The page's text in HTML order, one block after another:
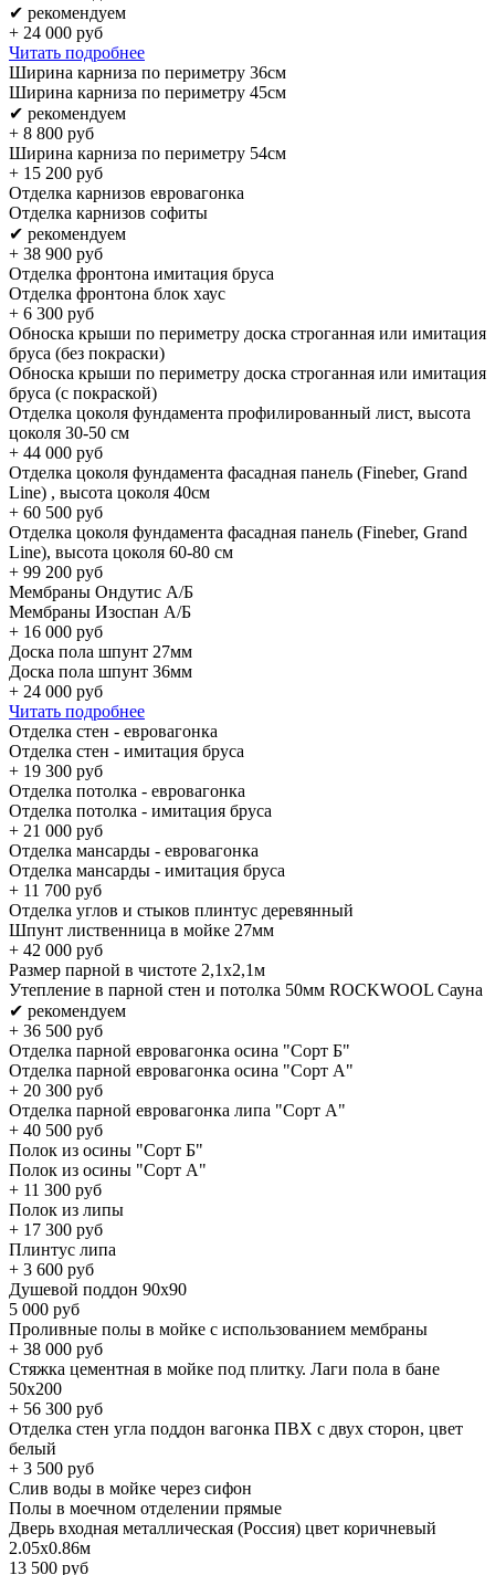
✔ рекомендуем
+ 24 000 руб
Читать подробнее
Ширина карниза по периметру 36см
Ширина карниза по периметру 45см
✔ рекомендуем
+ 8 800 руб
Ширина карниза по периметру 54см
+ 15 200 руб
Отделка карнизов евровагонка
Отделка карнизов софиты
✔ рекомендуем
+ 38 900 руб
Отделка фронтона имитация бруса
Отделка фронтона блок хаус
+ 6 300 руб
Обноска крыши по периметру доска строганная или имитация
бруса (без покраски)
Обноска крыши по периметру доска строганная или имитация
бруса (с покраской)
Отделка цоколя фундамента профилированный лист, высота
цоколя 30-50 см
+ 44 000 руб
Отделка цоколя фундамента фасадная панель (Fineber, Grand
Line) , высота цоколя 40см
+ 60 500 руб
Отделка цоколя фундамента фасадная панель (Fineber, Grand
Line), высота цоколя 60-80 см
+ 99 200 руб
Мембраны Ондутис А/Б
Мембраны Изоспан А/Б
+ 16 000 руб
Доска пола шпунт 27мм
Доска пола шпунт 36мм
+ 24 000 руб
Читать подробнее
Отделка стен - евровагонка
Отделка стен - имитация бруса
+ 19 300 руб
Отделка потолка - евровагонка
Отделка потолка - имитация бруса
+ 21 000 руб
Отделка мансарды - евровагонка
Отделка мансарды - имитация бруса
+ 11 700 руб
Отделка углов и стыков плинтус деревянный
Шпунт лиственница в мойке 27мм
+ 42 000 руб
Размер парной в чистоте 2,1х2,1м
Утепление в парной стен и потолка 50мм ROCKWOOL Сауна
✔ рекомендуем
+ 36 500 руб
Отделка парной евровагонка осина "Сорт Б"
Отделка парной евровагонка осина "Сорт А"
+ 20 300 руб
Отделка парной евровагонка липа "Сорт А"
+ 40 500 руб
Полок из осины "Cорт Б"
Полок из осины "Cорт А"
+ 11 300 руб
Полок из липы
+ 17 300 руб
Плинтус липа
+ 3 600 руб
Душевой поддон 90х90
5 000 руб
Проливные полы в мойке с использованием мембраны
+ 38 000 руб
Стяжка цементная в мойке под плитку. Лаги пола в бане
50x200
+ 56 300 руб
Отделка стен угла поддон вагонка ПВХ с двух сторон, цвет
белый
+ 3 500 руб
Слив воды в мойке через сифон
Полы в моечном отделении прямые
Дверь входная металлическая (Россия) цвет коричневый
2.05х0.86м
13 500 руб